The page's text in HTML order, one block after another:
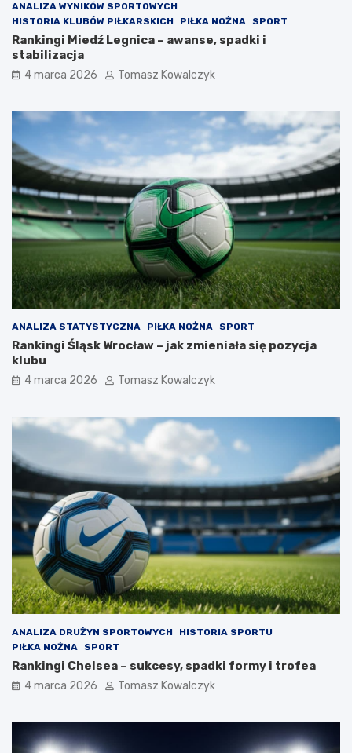
ANALIZA WYNIKÓW SPORTOWYCH
HISTORIA KLUBÓW PIŁKARSKICH
PIŁKA NOŻNA SPORT
Rankingi Miedź Legnica – awanse, spadki i
stabilizacja
4 marca 2026 Tomasz Kowalczyk
ANALIZA STATYSTYCZNA PIŁKA NOŻNA SPORT
Rankingi Śląsk Wrocław – jak zmieniała się pozycja
klubu
4 marca 2026 Tomasz Kowalczyk
ANALIZA DRUŻYN SPORTOWYCH
HISTORIA SPORTU
PIŁKA NOŻNA
SPORT
Rankingi Chelsea – sukcesy, spadki formy i trofea
4 marca 2026 Tomasz Kowalczyk